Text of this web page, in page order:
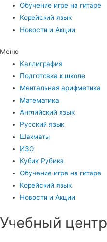
Обучение игре на гитаре
Корейский язык
Новости и Акции
Меню
Каллиграфия
Подготовка к школе
Ментальная арифметика
Математика
Английский язык
Русский язык
Шахматы
ИЗО
Кубик Рубика
Обучение игре на гитаре
Корейский язык
Новости и Акции
Учебный центр​